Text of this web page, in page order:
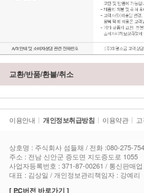
교환/반품/환불/취소
이용안내 | 개인정보취급방침 | 이용약관 |
상호명 : 주식회사 섬들채 / 전화 :080-275-
주소 : 전남 신안군 증도면 지도증도로 1055
사업자등록번호 : 371-87-00261 / 통신판매
대표 : 김상일 / 개인정보관리책임자 : 강예리
[ PC버전 바로가기 ]